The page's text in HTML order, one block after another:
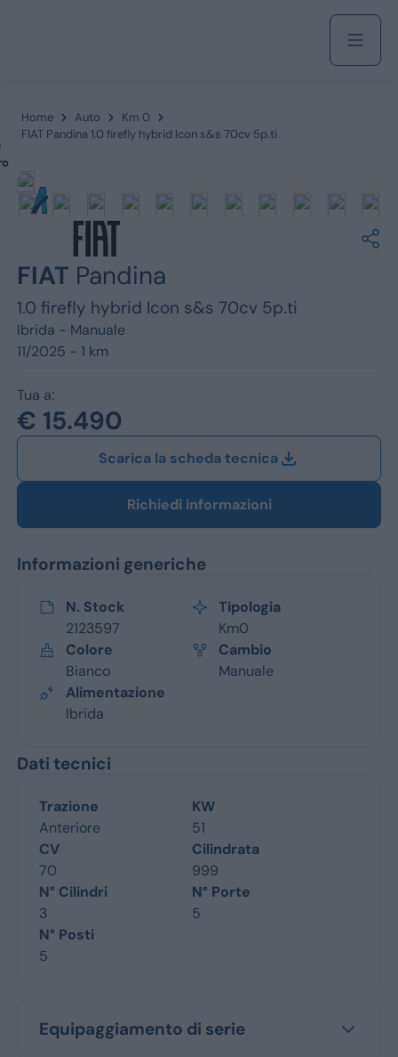
Marchi
Alfa Romeo
Dacia
Renault
Opel
Vedi tutti i marchi
Home Auto
Km 0
FIAT Pandina 1.0 firefly hybrid Icon s&s 70cv 5p.ti
FIAT Pandina
1.0 firefly hybrid Icon s&s 70cv 5p.ti
Ibrida - Manuale
11/2025 - 1 km
Tua a:
€ 15.490
Scarica la scheda tecnica
Richiedi informazioni
Informazioni generiche
N. Stock
2123597
Tipologia
Km0
Colore
Bianco
Cambio
Manuale
Alimentazione
Ibrida
Dati tecnici
Trazione
Anteriore
KW
51
CV
70
Cilindrata
999
N° Cilindri
3
N° Porte
5
N° Posti
5
Equipaggiamento di serie